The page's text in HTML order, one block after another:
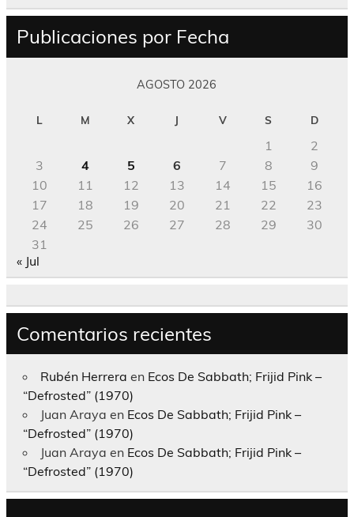
Publicaciones por Fecha
AGOSTO 2026
L M X J V S D
1
2
3
4 5 6 7 8
9
10
11 12 13 14 15
16
17
18 19 20 21 22
23
24
25 26 27 28 29
30
31
« Jul
Comentarios recientes
Rubén Herrera en Ecos De Sabbath; Frijid Pink –
“Defrosted” (1970)
Juan Araya en Ecos De Sabbath; Frijid Pink –
“Defrosted” (1970)
Juan Araya en Ecos De Sabbath; Frijid Pink –
“Defrosted” (1970)